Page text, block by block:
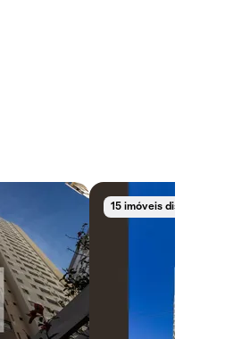
15 imóveis disponíveis